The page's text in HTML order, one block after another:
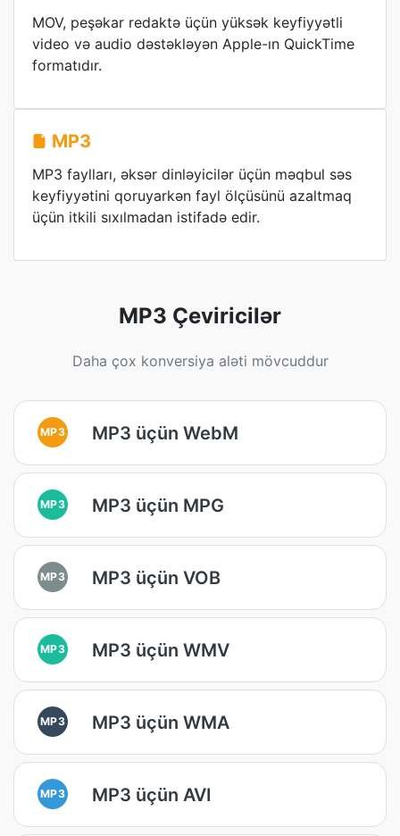
MOV, peşəkar redaktə üçün yüksək keyfiyyətli
video və audio dəstəkləyən Apple-ın QuickTime
formatıdır.
MP3
MP3 faylları, əksər dinləyicilər üçün məqbul səs
keyfiyyətini qoruyarkən fayl ölçüsünü azaltmaq
üçün itkili sıxılmadan istifadə edir.
MP3 Çeviricilər
Daha çox konversiya aləti mövcuddur
MP3 MP3 üçün WebM
MP3 MP3 üçün MPG
MP3 MP3 üçün VOB
MP3 MP3 üçün WMV
MP3 MP3 üçün WMA
MP3 MP3 üçün AVI